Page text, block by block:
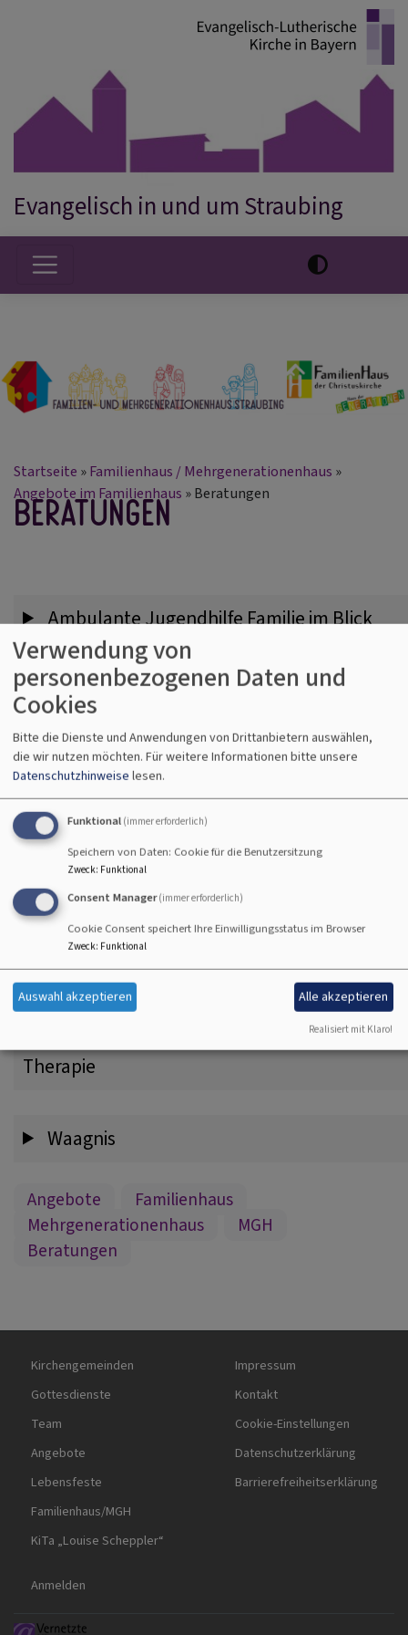
Evangelisch in und um Straubing
Hauptnavigation
Startseite
Familienhaus / Mehrgenerationenhaus
Angebote im Familienhaus
Beratungen
Beratungen
Ambulante Jugendhilfe Familie im Blick
Allgemeine Sozialberatung und
Sozialarbeit
Bayerischer Blinden- und Sehbehinderten-
Verband e.V. (DBSV)
DONUM VITAE e. V.
KoKi-Beratungsstelle für junge Familien
Praxis für systemische Beratung und
Therapie
Waagnis
Angebote
Familienhaus
Mehrgenerationenhaus
MGH
Beratungen
Hauptnavigation
Kirchengemeinden
Gottesdienste
Team
Angebote
Lebensfeste
Familienhaus/MGH
KiTa „Louise Scheppler“
Fußbereichsmenü
Impressum
Kontakt
Cookie-Einstellungen
Datenschutzerklärung
Barrierefreiheitserklärung
Benutzermenü
Anmelden
Verwendung von
personenbezogenen Daten und
Cookies
Bitte die Dienste und Anwendungen von Drittanbietern auswählen,
die wir nutzen möchten. Für weitere Informationen bitte unsere
Datenschutzhinweise lesen.
Funktional (immer erforderlich)
Speichern von Daten: Cookie für die Benutzersitzung
Zweck: Funktional
Consent Manager (immer erforderlich)
Cookie Consent speichert Ihre Einwilligungsstatus im Browser
Zweck: Funktional
Auswahl akzeptieren Alle akzeptieren
Realisiert mit Klaro!